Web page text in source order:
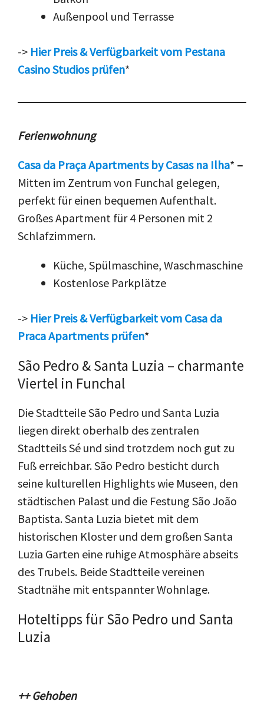
Außenpool und Terrasse
-> Hier Preis & Verfügbarkeit vom Pestana
Casino Studios prüfen*
Ferienwohnung
Casa da Praça Apartments by Casas na Ilha* –
Mitten im Zentrum von Funchal gelegen,
perfekt für einen bequemen Aufenthalt.
Großes Apartment für 4 Personen mit 2
Schlafzimmern.
Küche, Spülmaschine, Waschmaschine
Kostenlose Parkplätze
-> Hier Preis & Verfügbarkeit vom Casa da
Praca Apartments prüfen*
São Pedro & Santa Luzia – charmante
Viertel in Funchal
Die Stadtteile São Pedro und Santa Luzia
liegen direkt oberhalb des zentralen
Stadtteils Sé und sind trotzdem noch gut zu
Fuß erreichbar. São Pedro besticht durch
seine kulturellen Highlights wie Museen, den
städtischen Palast und die Festung São João
Baptista. Santa Luzia bietet mit dem
historischen Kloster und dem großen Santa
Luzia Garten eine ruhige Atmosphäre abseits
des Trubels. Beide Stadtteile vereinen
Stadtnähe mit entspannter Wohnlage.
Hoteltipps für São Pedro und Santa
Luzia
++ Gehoben